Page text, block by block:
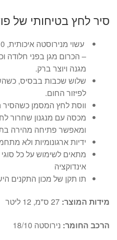
סיר לחץ בטיחותי של
– הכרום מגן בפני חלודה
מגנה ויוצר ברק.
שלוש שכבות בבסיס,
לפיזור החום.
ווסת לחץ המסמן כשהסיר
מכסה עם מנגנון שחרור
ומאפשר פתיחה מהירה
ידיות ארגונומיות ולא
מתאים לשימוש על כל
אינדוקציה
תו תקן של מכון התקנים
מידות המוצר: 27 ס"מ, 12 ליטר
הרכב החומר: נירוסטה 18/10